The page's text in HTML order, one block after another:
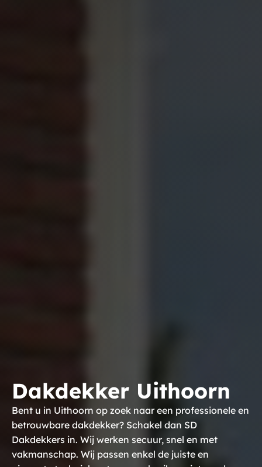
Dakdekker Uithoorn
Bent u in Uithoorn op zoek naar een professionele en
betrouwbare dakdekker? Schakel dan SD
Dakdekkers in. Wij werken secuur, snel en met
vakmanschap. Wij passen enkel de juiste en